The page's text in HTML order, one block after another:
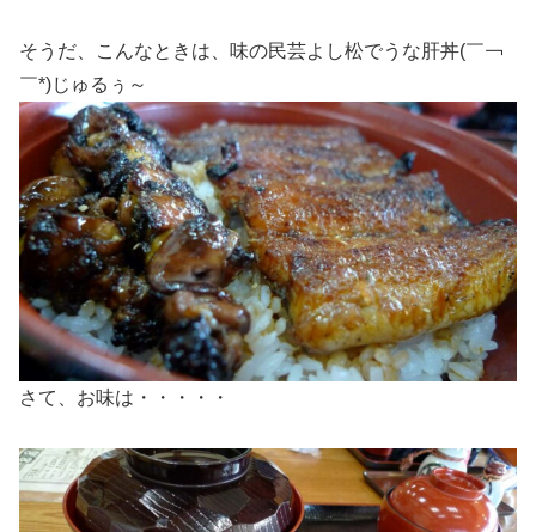
そうだ、こんなときは、味の民芸よし松でうな肝丼(￣￢
￣*)じゅるぅ～
さて、お味は・・・・・